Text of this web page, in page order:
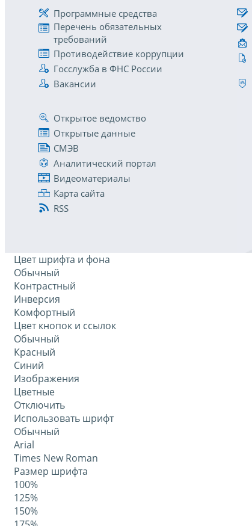
Программные средства
Перечень обязательных
требований
Противодействие коррупции
Госслужба в ФНС России
Вакансии
Открытое ведомство
Открытые данные
СМЭВ
Аналитический портал
Видеоматериалы
Карта сайта
RSS
Цвет шрифта и фона
Обычный
Контрастный
Инверсия
Комфортный
Цвет кнопок и ссылок
Обычный
Красный
Синий
Изображения
Цветные
Отключить
Использовать шрифт
Обычный
Arial
Times New Roman
Размер шрифта
100%
125%
150%